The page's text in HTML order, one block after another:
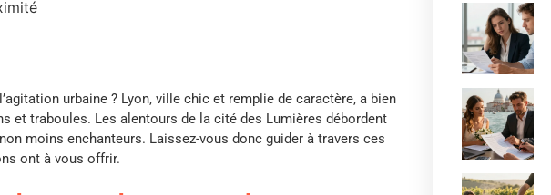
urbaine ? Lyon, ville chic et remplie de caractère, a bien
et traboules. Les alentours de la cité des Lumières débordent
moins enchanteurs. Laissez-vous donc guider à travers ces
ont à vous offrir.